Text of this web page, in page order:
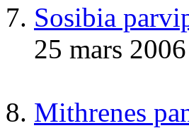
Sosibia
25 mars 2006
Mithrenes